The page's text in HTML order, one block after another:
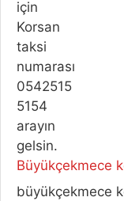
Büyükçekmece
büyükçekmece